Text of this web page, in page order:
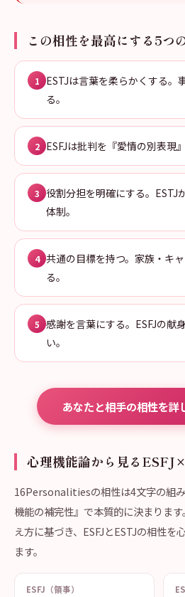
この相性を最高にする5つ
1
ESTJは言葉を柔らかくする。
る。
2 ESFJは批判を『愛情の別表現
3
役割分担を明確にする。ESTJ
体制。
4 共通の目標を持つ。家族・キ
る。
5 感謝を言葉にする。ESFJの献
い。
あなたと相手の相性を
心理機能論から見る
16Personalitiesの相性は4文字の組
機能の補完性』で本質的に決まりま
え方に基づき、ESFJとESTJの相性を
ます。
ESFJ（領事）